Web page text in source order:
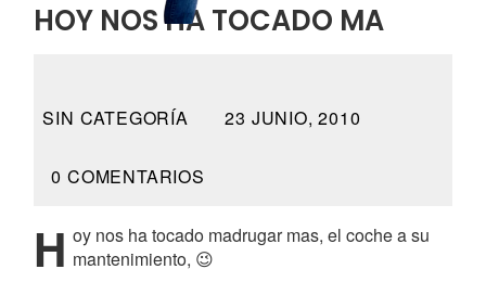
HOY NOS HA TOCADO MA
SIN CATEGORÍA 23 JUNIO, 2010
0 COMENTARIOS
H oy nos ha tocado madrugar mas, el coche a su
mantenimiento, 😉